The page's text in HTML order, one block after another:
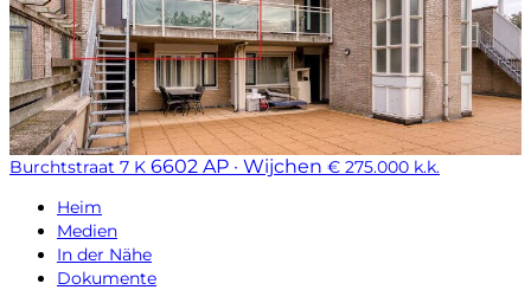
Burchtstraat 7 K 6602 AP · Wijchen € 275.000 k.k.
Heim
Medien
In der Nähe
Dokumente